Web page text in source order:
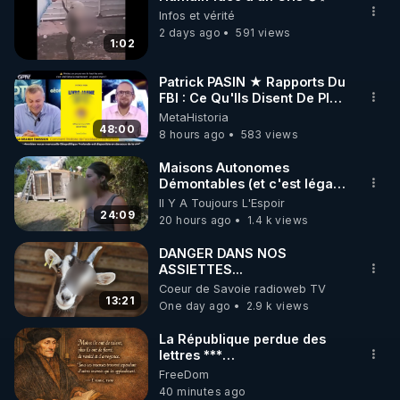
🌱 INSTAGRAM
https://www.instagram.com/rdlr_thierrycasasnovas/
http://rgnr.li/instagram
🌱 LA NEWSLETTER
Pour ne pas rater l’actualité RGNR (stages,
http://rgnr.li/news
🌱 VIDÉOS NON CENSURÉES SUR ODYSEE
Toutes les vidéos Youtube sont aussi sur la
http://rgnr.li/odysee
🌱 LES STAGES EN PRÉSENTIEL
http://rgnr.li/stages
1:02
Infos et vérité
2 days ago
591 views
48:00
Patrick PASIN ★ Rapports Du
FBI : Ce Qu'Ils Disent De Plus
Grave Sur Hitler
MetaHistoria
8 hours ago
583 views
24:09
Maisons Autonomes
Démontables (et c'est légal).
Visite éco village en
Bretagne
Il Y A Toujours L'Espoir
20 hours ago
1.4 k views
13:21
DANGER DANS NOS
ASSIETTES...
Coeur de Savoie radioweb TV
One day ago
2.9 k views
La République perdue des
lettres ***
https://www.aubedigitale.com/la-
republique-perdue-des-
FreeDom
40 minutes ago